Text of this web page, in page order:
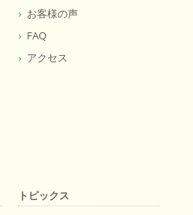
お客様の声
FAQ
アクセス
トピックス